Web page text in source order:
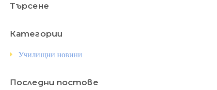
Търсене
Категории
Училищни новини
Последни постове